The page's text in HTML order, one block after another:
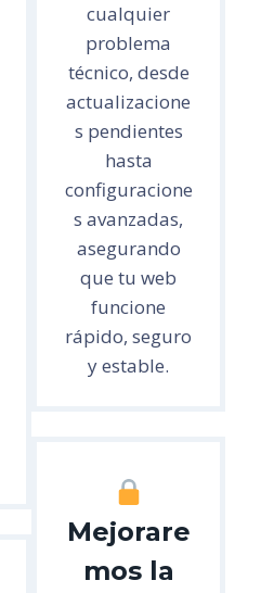
cualquier
problema
técnico, desde
actualizacione
s pendientes
hasta
configuracione
s avanzadas,
asegurando
que tu web
funcione
rápido, seguro
y estable.
Mejorare
mos la